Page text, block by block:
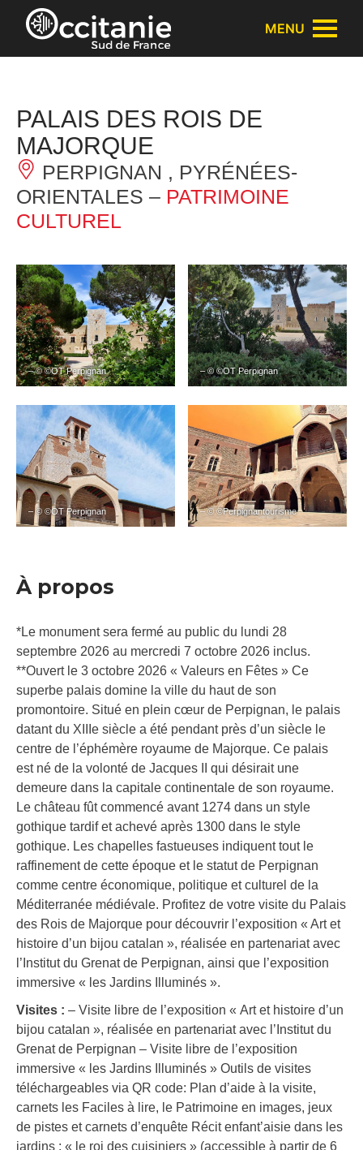
Panneau de gestion des cookies
MENU
PALAIS DES ROIS DE
MAJORQUE
PERPIGNAN , PYRÉNÉES-
ORIENTALES – PATRIMOINE
CULTUREL
– © ©OT Perpignan – © ©OT Perpignan
– © ©OT Perpignan – © ©Perpignantourisme
À propos
*Le monument sera fermé au public du lundi 28
septembre 2026 au mercredi 7 octobre 2026 inclus.
**Ouvert le 3 octobre 2026 « Valeurs en Fêtes » Ce
superbe palais domine la ville du haut de son
promontoire. Situé en plein cœur de Perpignan, le palais
datant du XIIIe siècle a été pendant près d’un siècle le
centre de l’éphémère royaume de Majorque. Ce palais
est né de la volonté de Jacques II qui désirait une
demeure dans la capitale continentale de son royaume.
Le château fût commencé avant 1274 dans un style
gothique tardif et achevé après 1300 dans le style
gothique. Les chapelles fastueuses indiquent tout le
raffinement de cette époque et le statut de Perpignan
comme centre économique, politique et culturel de la
Méditerranée médiévale. Profitez de votre visite du Palais
des Rois de Majorque pour découvrir l’exposition « Art et
histoire d’un bijou catalan », réalisée en partenariat avec
l’Institut du Grenat de Perpignan, ainsi que l’exposition
immersive « les Jardins Illuminés ».
Visites : – Visite libre de l’exposition « Art et histoire d’un
bijou catalan », réalisée en partenariat avec l’Institut du
Grenat de Perpignan – Visite libre de l’exposition
immersive « les Jardins Illuminés » Outils de visites
téléchargeables via QR code: Plan d’aide à la visite,
carnets les Faciles à lire, le Patrimoine en images, jeux
de pistes et carnets d’enquête Récit enfant’aisie dans les
jardins : « le roi des cuisiniers » (accessible à partir de 6